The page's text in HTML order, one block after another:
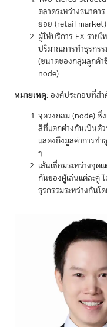
ตลาดระหว่างธนาค
ย่อย (retail market)
ผู้ให้บริการ FX ราย
ปริมาณการทำธุรกร
(ขนาดของกลุ่มลูกค้
node)
หมายเหตุ: องค์ประกอบที่ส
จุดวงกลม (node) ซึ่
สีที่แตกต่างกันเป็นตั
แสดงถึงมูลค่าการท
ๆ
เส้นเชื่อมระหว่างจุด
กันของผู้เล่นแต่ละคู่
ธุรกรรมระหว่างกัน